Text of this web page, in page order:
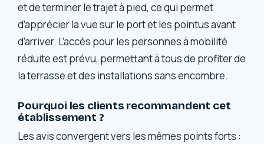
et de terminer le trajet à pied, ce qui permet
d’apprécier la vue sur le port et les pointus avant
d’arriver. L’accès pour les personnes à mobilité
réduite est prévu, permettant à tous de profiter de
la terrasse et des installations sans encombre.
Pourquoi les clients recommandent cet
établissement ?
Les avis convergent vers les mêmes points forts :